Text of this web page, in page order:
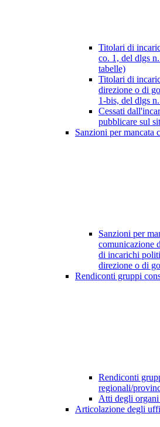
Titolari di
co. 1, del dlgs
tabelle)
Titolari di
direzione o di
1-bis, del dlgs
Cessati
pubblicare sul
Sanzioni per mancata
Sanzioni per
comunicazione
di incarichi
direzione o di
Rendiconti gruppi
Rendiconti
regionali/
Atti degli
Articolazione degli